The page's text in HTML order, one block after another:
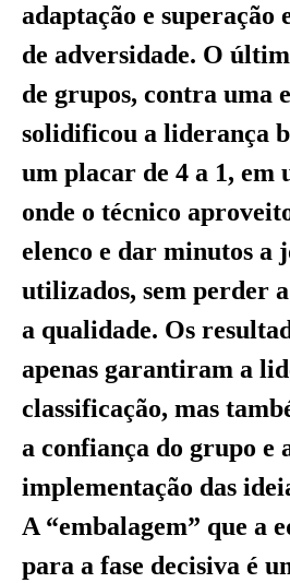
adaptação e superação
de adversidade. O
de grupos, contra uma
solidificou a liderança
um placar de 4 a 1, em
onde o técnico
elenco e dar minutos a
utilizados, sem perder
a qualidade. Os
apenas garantiram a
classificação, mas
a confiança do grupo e
implementação das
A “embalagem” que a
para a fase decisiva é